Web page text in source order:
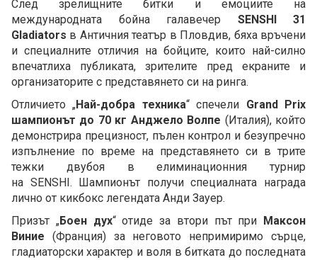
След зрелищните битки и емоциите на
международната бойна галавечер SENSHI 31
Gladiators в Античния театър в Пловдив, бяха връчени
и специалните отличия на бойците, които най-силно
впечатлиха публиката, зрителите пред екраните и
организаторите с представянето си на ринга.
Отличието „Най-добра техника“ спечели Grand Prix
шампионът до 70 кг Анджело Волпе (Италия), който
демонстрира прецизност, пълен контрол и безупречно
изпълнение по време на представянето си в трите
тежки двубоя в елиминационния турнир
на SENSHI. Шампионът получи специалната награда
лично от кикбокс легендата Анди Зауер.
Призът „Боен дух“ отиде за втори път при Максон
Виние (Франция) за неговото непримиримо сърце,
гладиаторски характер и воля в битката до последната